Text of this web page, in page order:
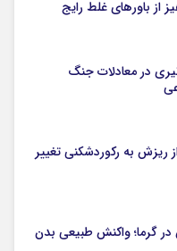
از باورهای غلط رایج
۲ چه تاثیری در معادلات جنگ
ریزش به رکوردشکنی تغییر
گرما؛ واکنش طبیعی بدن